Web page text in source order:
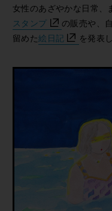
女性のあざやかな日常、
スタンプ
の販売や、
留めた絵日記 を発表